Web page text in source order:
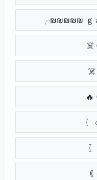
╭₪₪₪₪₪ ｇ
☠️
☠️
〖